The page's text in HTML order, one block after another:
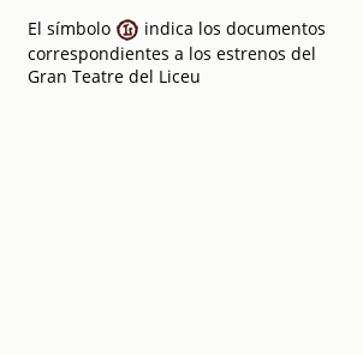
El símbolo
indica los documentos
correspondientes a los estrenos del
Gran Teatre del Liceu